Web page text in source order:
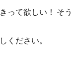
って欲しい！ そう
ください。